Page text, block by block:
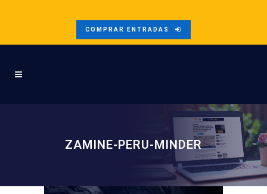
COMPRAR ENTRADAS
ZAMINE-PERU-MINDER